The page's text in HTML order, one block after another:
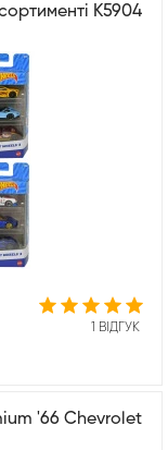
K5904
1 ВІДГУК
'66 Chevrolet